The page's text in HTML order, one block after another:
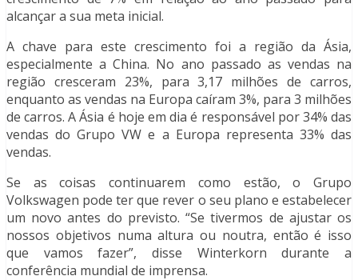
alcançar a sua meta inicial.
A chave para este crescimento foi a região da Ásia,
especialmente a China. No ano passado as vendas na
região cresceram 23%, para 3,17 milhões de carros,
enquanto as vendas na Europa caíram 3%, para 3 milhões
de carros. A Ásia é hoje em dia é responsável por 34% das
vendas do Grupo VW e a Europa representa 33% das
vendas.
Se as coisas continuarem como estão, o Grupo
Volkswagen pode ter que rever o seu plano e estabelecer
um novo antes do previsto. “Se tivermos de ajustar os
nossos objetivos numa altura ou noutra, então é isso
que vamos fazer”, disse Winterkorn durante a
conferência mundial de imprensa.